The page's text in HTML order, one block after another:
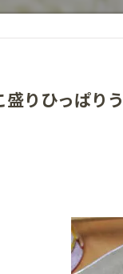
盛りひっぱり